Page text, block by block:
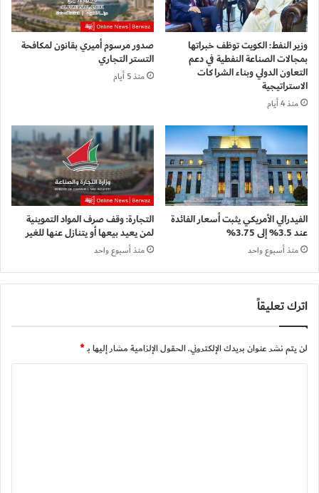
وزير النفط: الكويت توظف خبراتها
بمجالات الصناعة النفطية في دعم
التعاون الدولي وبناء الشراكات
الاستراتيجية
منذ 4 أيام
صدور مرسوم أميري بقانون لمكافحة
التستر التجاري
منذ 5 أيام
الفيدرالي الأمريكي يثبت أسعار الفائدة
عند 3.5% إلى 3.75%
منذ أسبوع واحد
التجارة: وقف صرف المواد التموينية
لمن يعيد بيعها أو يتنازل عنها للغير
منذ أسبوع واحد
اترك تعليقاً
لن يتم نشر عنوان بريدك الإلكتروني.الحقول الإلزامية مشار إليها بـ*